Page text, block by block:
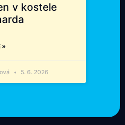
v kostele
»
5. 6. 2026